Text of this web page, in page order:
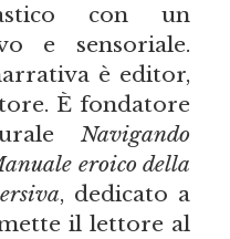
con un
e sensoriale.
è editor,
È fondatore
Navigando
eroico della
, dedicato a
il lettore al